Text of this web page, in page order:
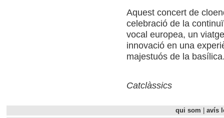
Aquest concert de
celebració de la
vocal europea, un
innovació en una
majestuós de la
Catclàssics
qui som | avís